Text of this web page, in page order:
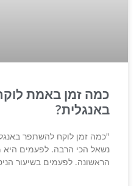
כמה זמן באמת
באנגלית?
"כמה זמן לוקח להשתפר
נשאל הכי הרבה. לפעמים היא
הראשונה. לפעמים בשיעור